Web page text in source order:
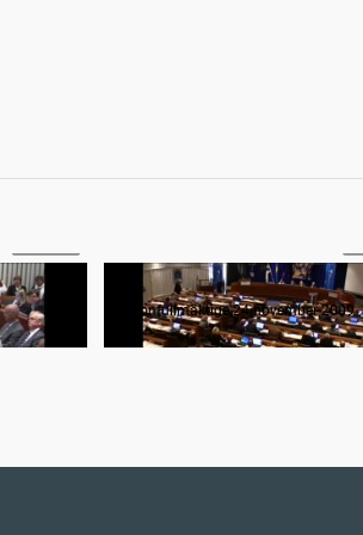
2009
Regionfullmäktige 24 november 2009